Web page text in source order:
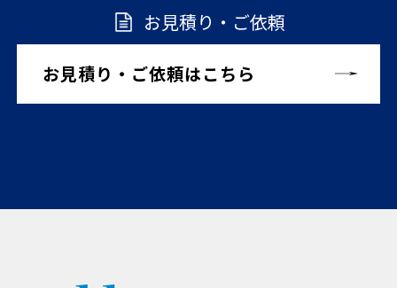
お見積り・ご依頼
お見積り・ご依頼はこちら